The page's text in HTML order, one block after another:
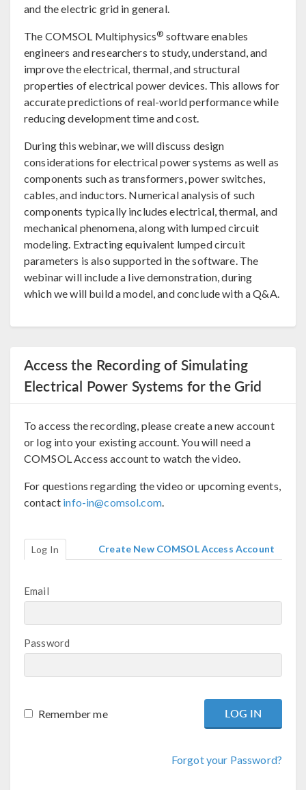
and the electric grid in general.
The COMSOL Multiphysics® software enables
engineers and researchers to study, understand, and
improve the electrical, thermal, and structural
properties of electrical power devices. This allows for
accurate predictions of real-world performance while
reducing development time and cost.
During this webinar, we will discuss design
considerations for electrical power systems as well as
components such as transformers, power switches,
cables, and inductors. Numerical analysis of such
components typically includes electrical, thermal, and
mechanical phenomena, along with lumped circuit
modeling. Extracting equivalent lumped circuit
parameters is also supported in the software. The
webinar will include a live demonstration, during
which we will build a model, and conclude with a Q&A.
Access the Recording of Simulating
Electrical Power Systems for the Grid
To access the recording, please create a new account
or log into your existing account. You will need a
COMSOL Access account to watch the video.
For questions regarding the video or upcoming events,
contact info-in@comsol.com.
Log In Create New COMSOL Access Account
Email
Password
Remember me
Forgot your Password?